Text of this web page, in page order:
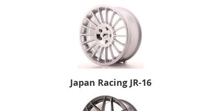
Japan Racing JR-16